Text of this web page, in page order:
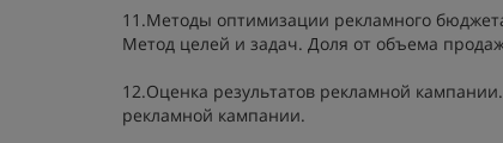
11.Методы оптимизации рекламного
Метод целей и задач. Доля от объема
12.Оценка результатов рекламной
рекламной кампании.